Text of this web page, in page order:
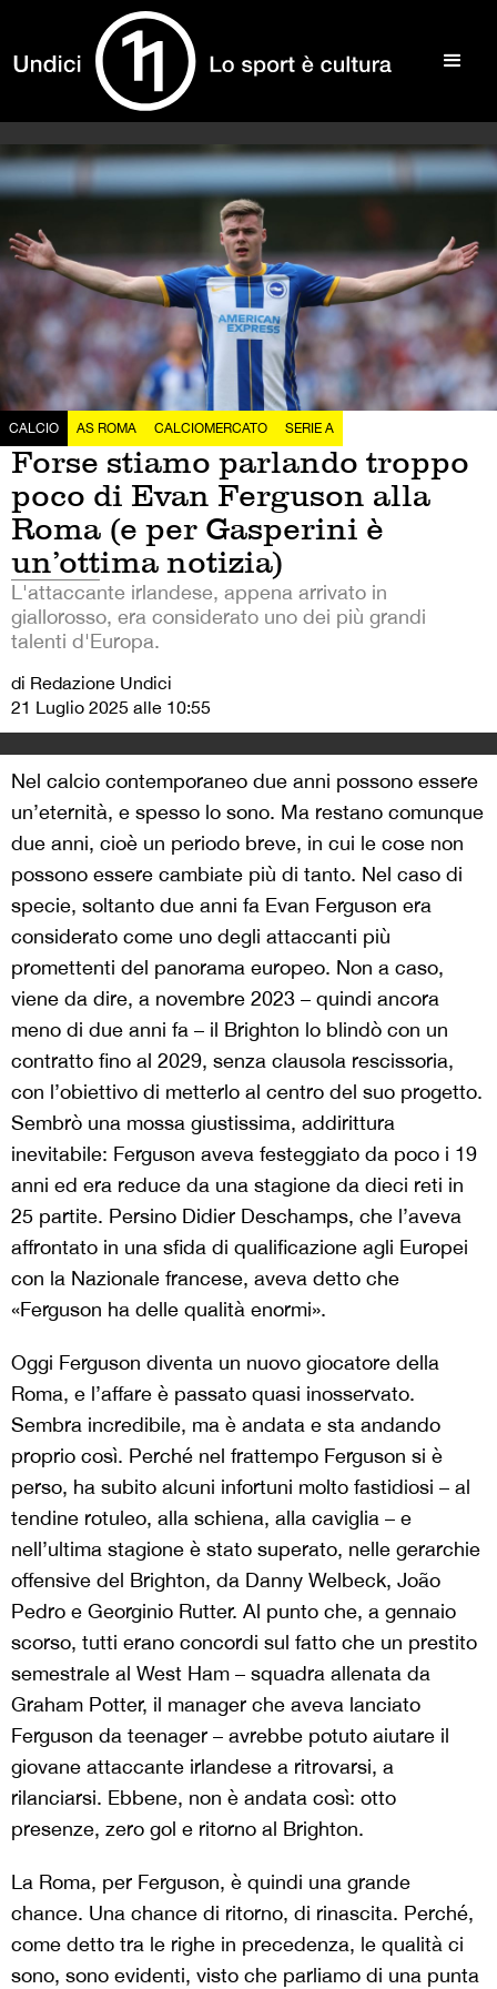
CALCIO AS ROMA CALCIOMERCATO SERIE A
Forse stiamo parlando troppo
poco di Evan Ferguson alla
Roma (e per Gasperini è
un’ottima notizia)
L'attaccante irlandese, appena arrivato in
giallorosso, era considerato uno dei più grandi
talenti d'Europa.
di Redazione Undici
21 Luglio 2025 alle 10:55
Nel calcio contemporaneo due anni possono essere
un’eternità, e spesso lo sono. Ma restano comunque
due anni, cioè un periodo breve, in cui le cose non
possono essere cambiate più di tanto. Nel caso di
specie, soltanto due anni fa Evan Ferguson era
considerato come uno degli attaccanti più
promettenti del panorama europeo. Non a caso,
viene da dire, a novembre 2023 – quindi ancora
meno di due anni fa – il Brighton lo blindò con un
contratto fino al 2029, senza clausola rescissoria,
con l’obiettivo di metterlo al centro del suo progetto.
Sembrò una mossa giustissima, addirittura
inevitabile: Ferguson aveva festeggiato da poco i 19
anni ed era reduce da una stagione da dieci reti in
25 partite. Persino Didier Deschamps, che l’aveva
affrontato in una sfida di qualificazione agli Europei
con la Nazionale francese, aveva detto che
«Ferguson ha delle qualità enormi».
Oggi Ferguson diventa un nuovo giocatore della
Roma, e l’affare è passato quasi inosservato.
Sembra incredibile, ma è andata e sta andando
proprio così. Perché nel frattempo Ferguson si è
perso, ha subito alcuni infortuni molto fastidiosi – al
tendine rotuleo, alla schiena, alla caviglia – e
nell’ultima stagione è stato superato, nelle gerarchie
offensive del Brighton, da Danny Welbeck, João
Pedro e Georginio Rutter. Al punto che, a gennaio
scorso, tutti erano concordi sul fatto che un prestito
semestrale al West Ham – squadra allenata da
Graham Potter, il manager che aveva lanciato
Ferguson da teenager – avrebbe potuto aiutare il
giovane attaccante irlandese a ritrovarsi, a
rilanciarsi. Ebbene, non è andata così: otto
presenze, zero gol e ritorno al Brighton.
La Roma, per Ferguson, è quindi una grande
chance. Una chance di ritorno, di rinascita. Perché,
come detto tra le righe in precedenza, le qualità ci
sono, sono evidenti, visto che parliamo di una punta